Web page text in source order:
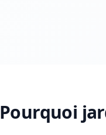
Pourquoi